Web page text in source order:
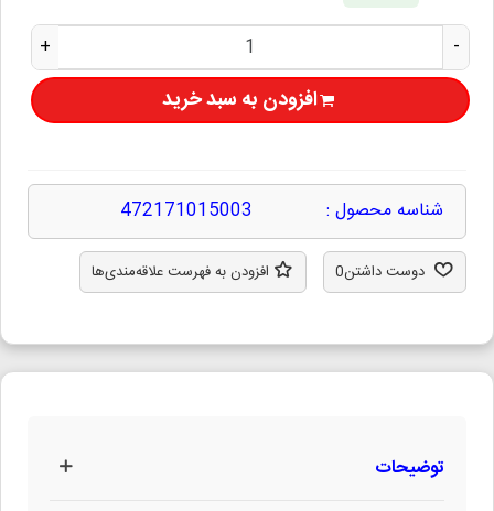
-
+
افزودن به سبد خرید
شناسه محصول : 472171015003
دوست داشتن0 افزودن به فهرست علاقه‌مندی‌ها
توضیحات